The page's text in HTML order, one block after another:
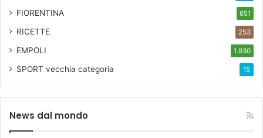
FIORENTINA 651
RICETTE 253
EMPOLI 1.930
SPORT vecchia categoria 15
News dal mondo